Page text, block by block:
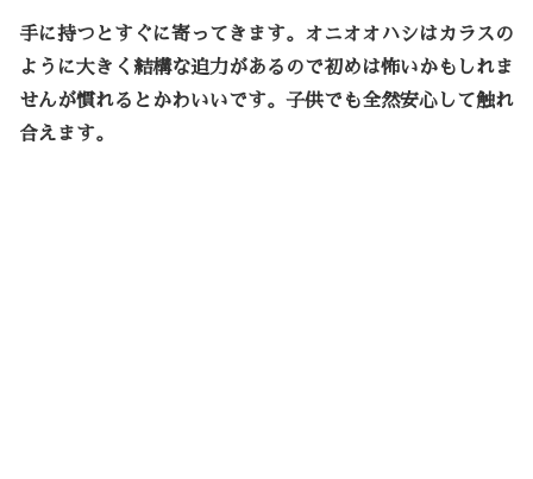
手に持つとすぐに寄ってきます。オニオオハシはカラスの
ように大きく結構な迫力があるので初めは怖いかもしれま
せんが慣れるとかわいいです。子供でも全然安心して触れ
合えます。